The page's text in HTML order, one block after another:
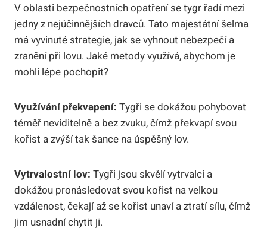
V oblasti bezpečnostních opatření se tygr řadí mezi
jedny z nejúčinnějších dravců. Tato majestátní šelma
má vyvinuté strategie, jak se vyhnout nebezpečí a
zranění při lovu. Jaké metody využívá, abychom je
mohli lépe pochopit?
Využívání překvapení: Tygři se dokážou pohybovat
téměř neviditelně a bez zvuku, čímž překvapí svou
kořist a zvýší tak šance na úspěšný lov.
Vytrvalostní lov: Tygři jsou skvělí vytrvalci a
dokážou pronásledovat svou kořist na velkou
vzdálenost, čekají až se kořist unaví a ztratí sílu, čímž
jim usnadní chytit ji.